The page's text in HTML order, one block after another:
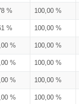
% 100,00 %
% 100,00 %
% 100,00 %
% 100,00 %
% 100,00 %
% 100,00 %